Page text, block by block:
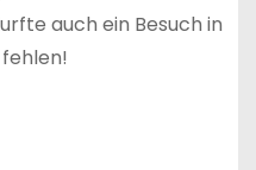
auch ein Besuch in